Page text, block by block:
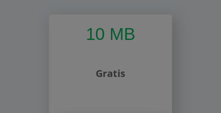
10 MB
Gratis